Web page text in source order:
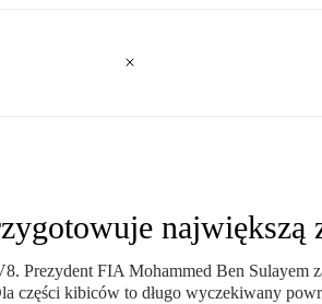
największą
FIA Mohammed Ben Sulayem
części kibiców to długo wyczekiwany